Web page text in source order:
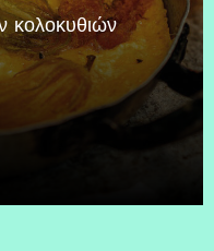
κολοκυθιών